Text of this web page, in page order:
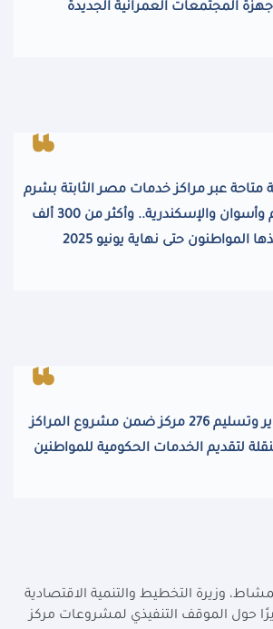
المجتمعات العمرانية الجديدة
متاحة عبر مراكز خدمات مصر الثابتة بشرم
الشيخ والمقطم وأسوان والإسكندرية.. وأكثر من 300 ألف
المواطنون حتى نهاية يونيو 2025
الانتهاء من تطوير وتسليم 276 مركز ضمن مشروع المراكز
لتقديم الخدمات الحكومية للمواطنين
وزيرة التخطيط والتنمية الاقتصادية
حول الموقف التنفيذي لمشروعات مركز